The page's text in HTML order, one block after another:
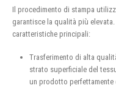
Il procedimento di stampa
garantisce la qualità più
caratteristiche principali:
Trasferimento di alta
strato superficiale del
un prodotto